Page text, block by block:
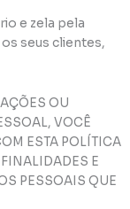
e zela pela
seus clientes,
OU
VOCÊ
ESTA POLÍTICA
E
PESSOAIS QUE